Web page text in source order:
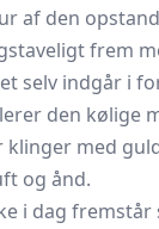
af den
frem
selv indgår i
den kølige
med
og ånd.
i dag fremstår